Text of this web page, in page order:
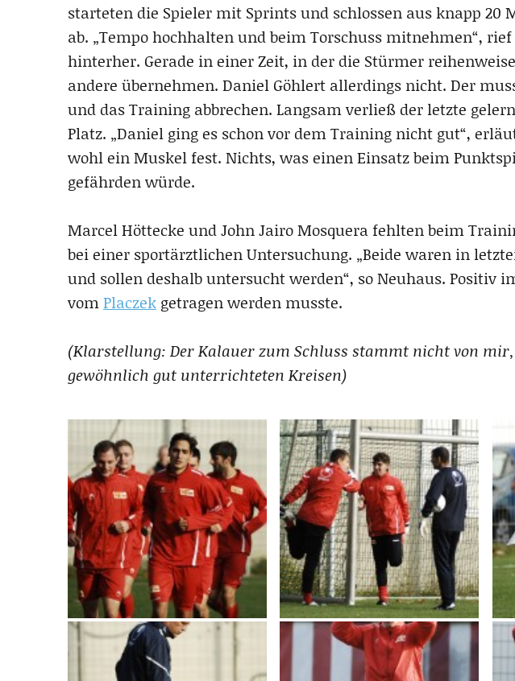
starteten die Spieler mit Sprints und schlossen aus knapp 20
ab. „Tempo hochhalten und beim Torschuss mitnehmen“,
hinterher. Gerade in einer Zeit, in der die Stürmer
andere übernehmen. Daniel Göhlert allerdings nicht. Der
und das Training abbrechen. Langsam verließ der letzte
Platz. „Daniel ging es schon vor dem Training nicht gut“,
wohl ein Muskel fest. Nichts, was einen Einsatz beim
gefährden würde.
Marcel Höttecke und John Jairo Mosquera fehlten beim
bei einer sportärztlichen Untersuchung. „Beide waren in
und sollen deshalb untersucht werden“, so Neuhaus. Positiv
vomPlaczek getragen werden musste.
(Klarstellung: Der Kalauer zum Schluss stammt nicht von
gewöhnlich gut unterrichteten Kreisen)